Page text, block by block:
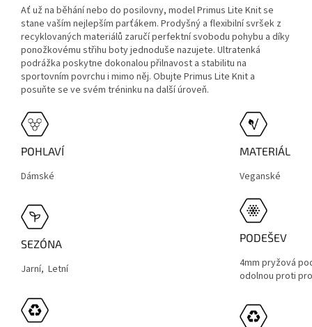
Ať už na běhání nebo do posilovny, model Primus Lite Knit se
stane vaším nejlepším parťákem. Prodyšný a flexibilní svršek z
recyklovaných materiálů zaručí perfektní svobodu pohybu a díky
ponožkovému střihu boty jednoduše nazujete. Ultratenká
podrážka poskytne dokonalou přilnavost a stabilitu na
sportovním povrchu i mimo něj. Obujte Primus Lite Knit a
posuňte se ve svém tréninku na další úroveň.
POHLAVÍ
Dámské
MATERIÁL
Veganské
SEZÓNA
Jarní, Letní
PODEŠEV
4mm pryžová
odolnou proti